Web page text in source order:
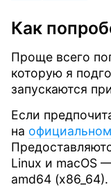
Как
Проще всего
которую я
запускаются
Если
на
Linux и macOS
amd64 (x86_64).